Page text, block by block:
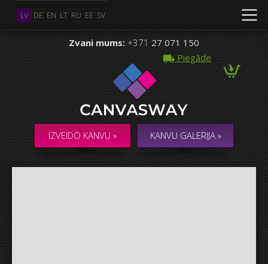
LV DE EN LT RU EE SV
Zvani mums: +371 27 071 150
Piegāde
IZVEIDO KANVU » KANVU GALERIJA »
Vairāki Foto
KOLĀŽA / KOMPOZĪCIJA no vairākiem Foto